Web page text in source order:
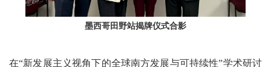
墨西哥田野站揭牌仪式合影
在“新发展主义视角下的全球南方发展与可持续性”学术研讨